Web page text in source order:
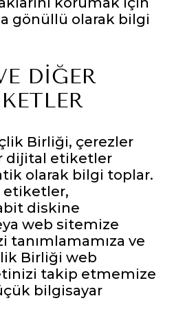
gönüllü olarak bilgi
DIĞER
Birliği, çerezler
dijital etiketler
olarak bilgi toplar.
etiketler,
diskine
web sitemize
ve
Birliği web
takip etmemize
bilgisayar